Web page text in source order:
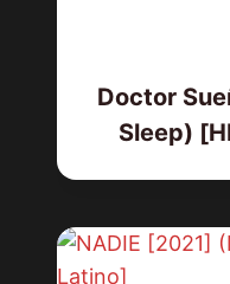
Doctor
Sleep)